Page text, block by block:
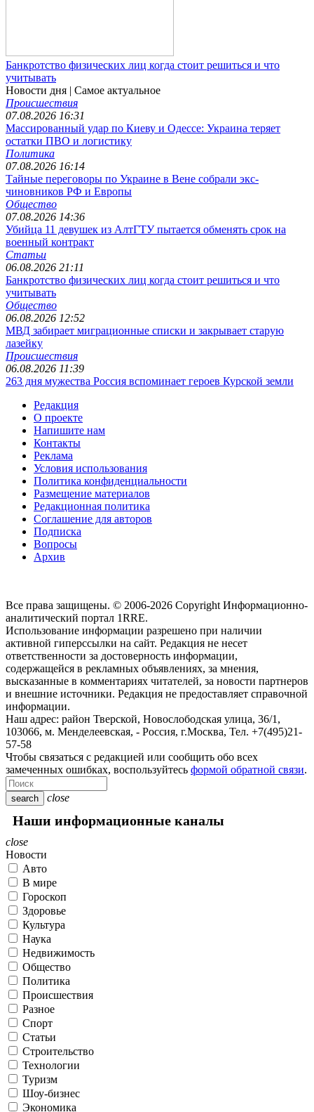
Банкротство физических лиц когда стоит решиться и что
учитывать
Новости дня | Самое актуальное
Происшествия
07.08.2026 16:31
Массированный удар по Киеву и Одессе: Украина теряет
остатки ПВО и логистику
Политика
07.08.2026 16:14
Тайные переговоры по Украине в Вене собрали экс-
чиновников РФ и Европы
Общество
07.08.2026 14:36
Убийца 11 девушек из АлтГТУ пытается обменять срок на
военный контракт
Статьи
06.08.2026 21:11
Банкротство физических лиц когда стоит решиться и что
учитывать
Общество
06.08.2026 12:52
МВД забирает миграционные списки и закрывает старую
лазейку
Происшествия
06.08.2026 11:39
263 дня мужества Россия вспоминает героев Курской земли
Редакция
О проекте
Напишите нам
Контакты
Реклама
Условия использования
Политика конфиденциальности
Размещение материалов
Редакционная политика
Соглашение для авторов
Подписка
Вопросы
Архив
Все права защищены. © 2006-2026 Copyright Информационно-
аналитический портал 1RRE.
Использование информации разрешено при наличии
активной гиперссылки на сайт. Редакция не несет
ответственности за достоверность информации,
содержащейся в рекламных объявлениях, за мнения,
высказанные в комментариях читателей, за новости партнеров
и внешние источники. Редакция не предоставляет справочной
информации.
Наш адрес: район Тверской, Новослободская улица, 36/1 ,
103066, м. Менделеевская, - Россия, г.Москва, Тел. +7(495)21-
57-58
Чтобы связаться с редакцией или сообщить обо всех
замеченных ошибках, воспользуйтесь формой обратной связи.
search close
Наши информационные каналы
close
Новости
Авто
В мире
Гороскоп
Здоровье
Культура
Наука
Недвижимость
Общество
Политика
Происшествия
Разное
Спорт
Статьи
Строительство
Технологии
Туризм
Шоу-бизнес
Экономика